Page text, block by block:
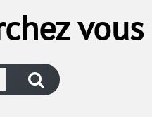
vous